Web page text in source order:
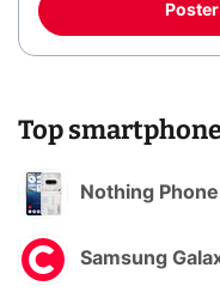
Top
Nothing
Samsung